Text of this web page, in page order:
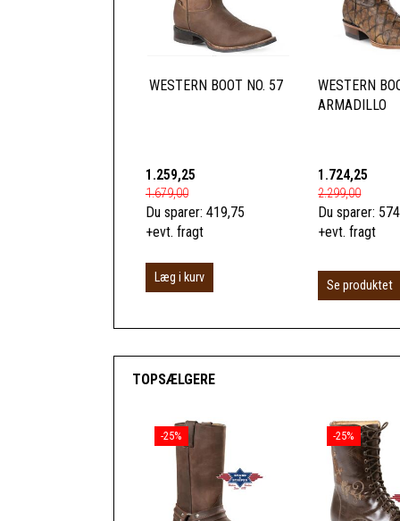
WESTERN BOOT NO. 57
1.259,25
1.679,00
Du sparer: 419,75
+evt. fragt
Læg i kurv
WESTERN
ARMADILLO
1.724,25
2.299,00
Du sparer:
+evt. fragt
Se produktet
TOPSÆLGERE
-25% -25%